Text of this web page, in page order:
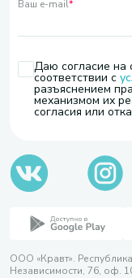
Ваш e-mail*
Даю согласие на
соответствии с
разъяснением
механизмом их
согласия или
ООО «Кравт».
Независимости, 76, оф.